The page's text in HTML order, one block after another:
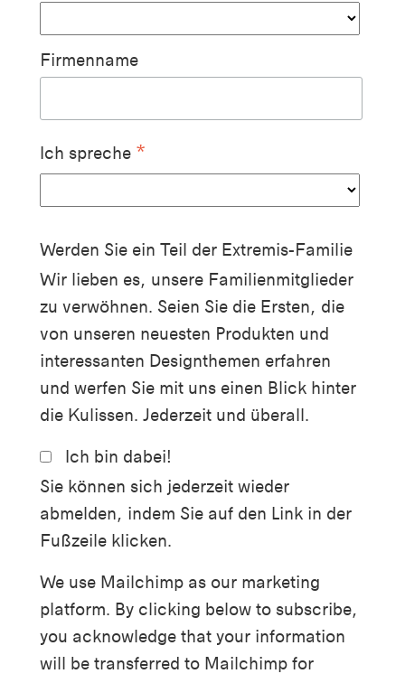
Firmenname
Ich spreche *
Werden Sie ein Teil der Extremis-Familie
Wir lieben es, unsere Familienmitglieder
zu verwöhnen. Seien Sie die Ersten, die
von unseren neuesten Produkten und
interessanten Designthemen erfahren
und werfen Sie mit uns einen Blick hinter
die Kulissen. Jederzeit und überall.
Ich bin dabei!
Sie können sich jederzeit wieder
abmelden, indem Sie auf den Link in der
Fußzeile klicken.
We use Mailchimp as our marketing
platform. By clicking below to subscribe,
you acknowledge that your information
will be transferred to Mailchimp for